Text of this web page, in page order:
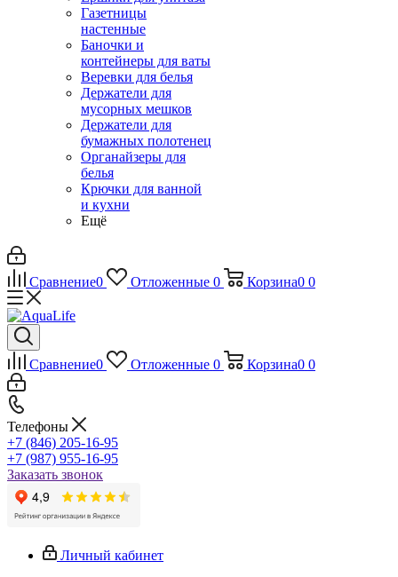
Газетницы
настенные
Баночки и
контейнеры для ваты
Веревки для белья
Держатели для
мусорных мешков
Держатели для
бумажных полотенец
Органайзеры для
белья
Крючки для ванной
и кухни
Ещё
Сравнение0 Отложенные 0 Корзина0 0
Сравнение0 Отложенные 0 Корзина0 0
Телефоны
+7 (846) 205-16-95
+7 (987) 955-16-95
Заказать звонок
Личный кабинет